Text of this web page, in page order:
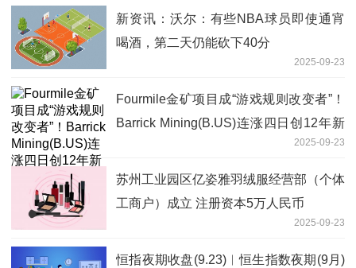
新资讯：沃尔：有些NBA球员即使通宵
喝酒，第二天仍能砍下40分
2025-09-23
Fourmile金矿项目成“游戏规则改变者”！
Barrick Mining(B.US)连涨四日创12年新
2025-09-23
苏州工业园区亿姿雅羽绒服经营部（个体
工商户）成立 注册资本5万人民币
2025-09-23
恒指夜期收盘(9.23)︱恒生指数夜期(9月)